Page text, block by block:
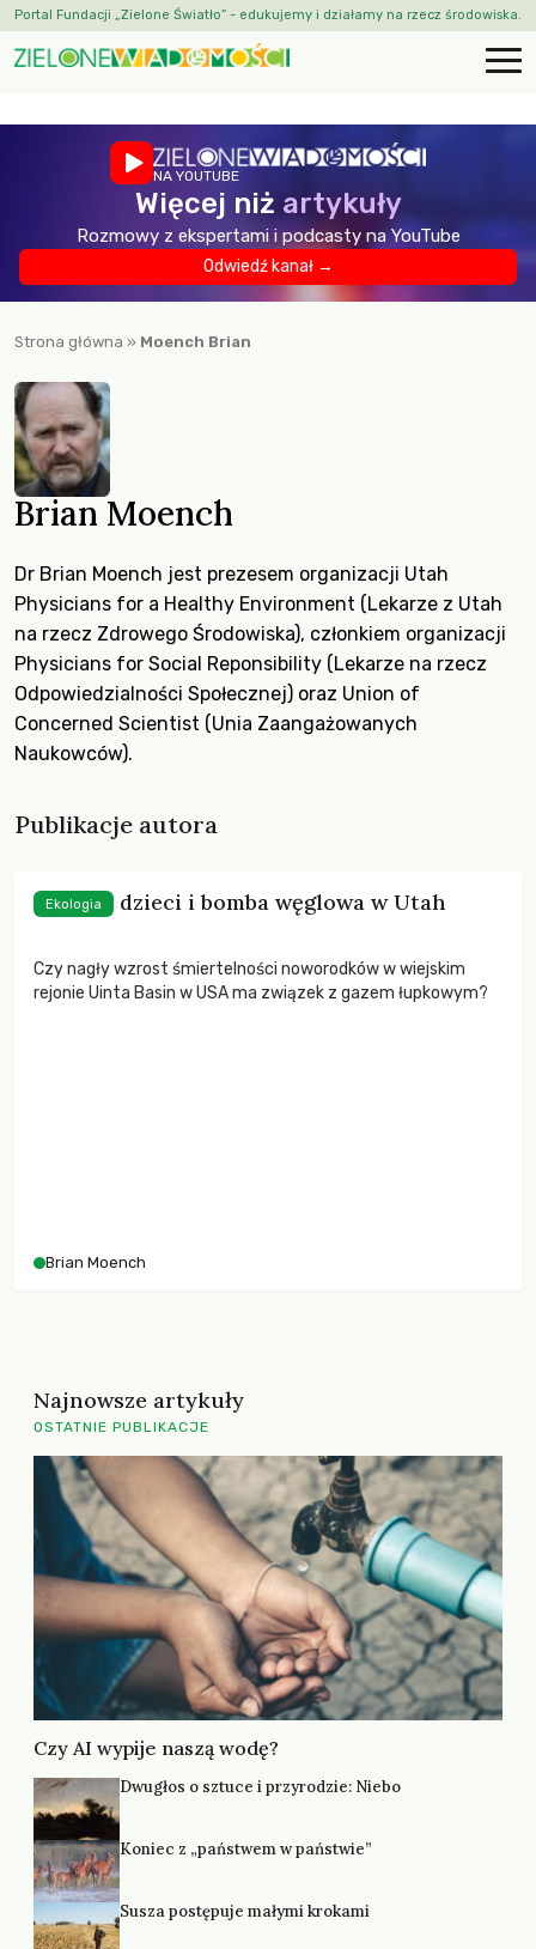
Portal Fundacji „Zielone Światło” - edukujemy i działamy na rzecz środowiska.
NA YOUTUBE
Więcej niż artykuły
Rozmowy z ekspertami i podcasty na YouTube
Odwiedź kanał →
Strona główna » Moench Brian
Brian Moench
Dr Brian Moench jest prezesem organizacji Utah
Physicians for a Healthy Environment (Lekarze z Utah
na rzecz Zdrowego Środowiska), członkiem organizacji
Physicians for Social Reponsibility (Lekarze na rzecz
Odpowiedzialności Społecznej) oraz Union of
Concerned Scientist (Unia Zaangażowanych
Naukowców).
Publikacje autora
Martwe dzieci i bomba węglowa w Utah
Czy nagły wzrost śmiertelności noworodków w wiejskim
rejonie Uinta Basin w USA ma związek z gazem łupkowym?
Brian Moench
Ekologia
Najnowsze artykuły
OSTATNIE PUBLIKACJE
Czy AI wypije naszą wodę?
Dwugłos o sztuce i przyrodzie: Niebo
Koniec z „państwem w państwie”
Susza postępuje małymi krokami